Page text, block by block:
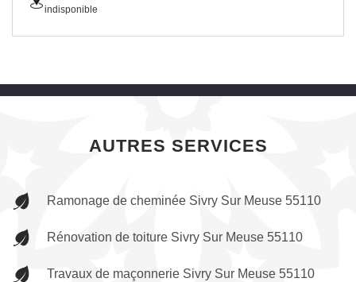
indisponible
AUTRES SERVICES
Ramonage de cheminée Sivry Sur Meuse 55110
Rénovation de toiture Sivry Sur Meuse 55110
Travaux de maçonnerie Sivry Sur Meuse 55110